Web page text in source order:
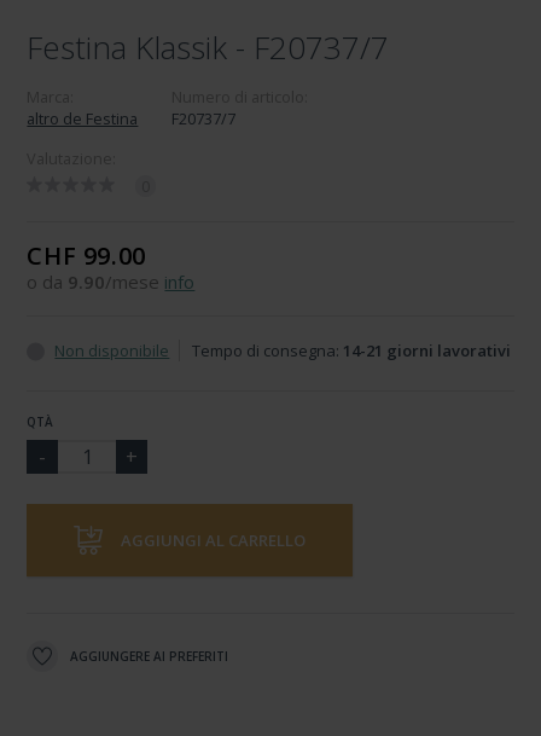
Festina Klassik - F20737/7
altro de Festina
F20737/7
CHF 99.00
o da 9.90/mese info
Non disponibile Tempo di consegna: 14-21 giorni lavorativi
QTÀ
AGGIUNGI AL CARRELLO
AGGIUNGERE AI PREFERITI